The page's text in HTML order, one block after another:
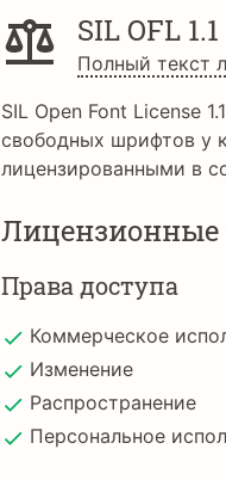
SIL OFL 1.1
Полный текст
SIL Open Font License
свободных шрифтов у
лицензированными в
Лицензионные
Права доступа
Коммерческое
Изменение
Распространение
Персональное